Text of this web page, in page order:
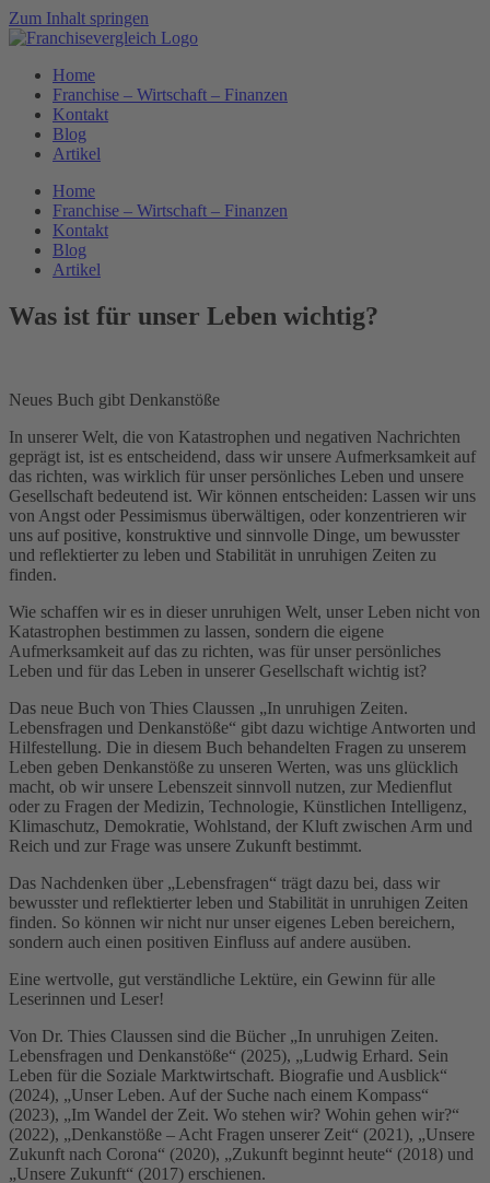
Zum Inhalt springen
Home
Franchise – Wirtschaft – Finanzen
Kontakt
Blog
Artikel
Home
Franchise – Wirtschaft – Finanzen
Kontakt
Blog
Artikel
Was ist für unser Leben wichtig?
Neues Buch gibt Denkanstöße
In unserer Welt, die von Katastrophen und negativen Nachrichten
geprägt ist, ist es entscheidend, dass wir unsere Aufmerksamkeit auf
das richten, was wirklich für unser persönliches Leben und unsere
Gesellschaft bedeutend ist. Wir können entscheiden: Lassen wir uns
von Angst oder Pessimismus überwältigen, oder konzentrieren wir
uns auf positive, konstruktive und sinnvolle Dinge, um bewusster
und reflektierter zu leben und Stabilität in unruhigen Zeiten zu
finden.
Wie schaffen wir es in dieser unruhigen Welt, unser Leben nicht von
Katastrophen bestimmen zu lassen, sondern die eigene
Aufmerksamkeit auf das zu richten, was für unser persönliches
Leben und für das Leben in unserer Gesellschaft wichtig ist?
Das neue Buch von Thies Claussen „In unruhigen Zeiten.
Lebensfragen und Denkanstöße“ gibt dazu wichtige Antworten und
Hilfestellung. Die in diesem Buch behandelten Fragen zu unserem
Leben geben Denkanstöße zu unseren Werten, was uns glücklich
macht, ob wir unsere Lebenszeit sinnvoll nutzen, zur Medienflut
oder zu Fragen der Medizin, Technologie, Künstlichen Intelligenz,
Klimaschutz, Demokratie, Wohlstand, der Kluft zwischen Arm und
Reich und zur Frage was unsere Zukunft bestimmt.
Das Nachdenken über „Lebensfragen“ trägt dazu bei, dass wir
bewusster und reflektierter leben und Stabilität in unruhigen Zeiten
finden. So können wir nicht nur unser eigenes Leben bereichern,
sondern auch einen positiven Einfluss auf andere ausüben.
Eine wertvolle, gut verständliche Lektüre, ein Gewinn für alle
Leserinnen und Leser!
Von Dr. Thies Claussen sind die Bücher „In unruhigen Zeiten.
Lebensfragen und Denkanstöße“ (2025), „Ludwig Erhard. Sein
Leben für die Soziale Marktwirtschaft. Biografie und Ausblick“
(2024), „Unser Leben. Auf der Suche nach einem Kompass“
(2023), „Im Wandel der Zeit. Wo stehen wir? Wohin gehen wir?“
(2022), „Denkanstöße – Acht Fragen unserer Zeit“ (2021), „Unsere
Zukunft nach Corona“ (2020), „Zukunft beginnt heute“ (2018) und
„Unsere Zukunft“ (2017) erschienen.